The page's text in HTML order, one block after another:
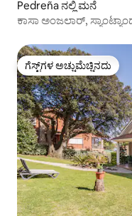
Pedreña ನಲ್ಲಿ ಮನೆ
ಕಾಸಾ ಅಂಜಲಾರ್,
ಗೆಸ್ಟ್‌ಗಳ ಅಚ್ಚುಮೆಚ್ಚಿನದು
ಗೆಸ್ಟ್‌ಗಳ ಅಚ್ಚುಮೆಚ್ಚಿನದು